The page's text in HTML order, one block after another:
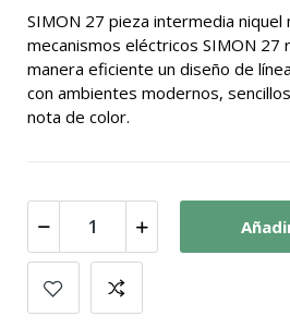
SIMON 27 pieza intermedia niquel
mecanismos eléctricos SIMON 27
manera eficiente un diseño de
con ambientes modernos,
nota de color.